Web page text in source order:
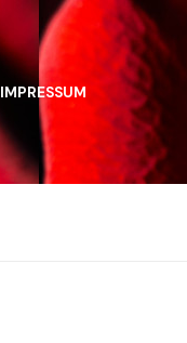
IMPRESSUM